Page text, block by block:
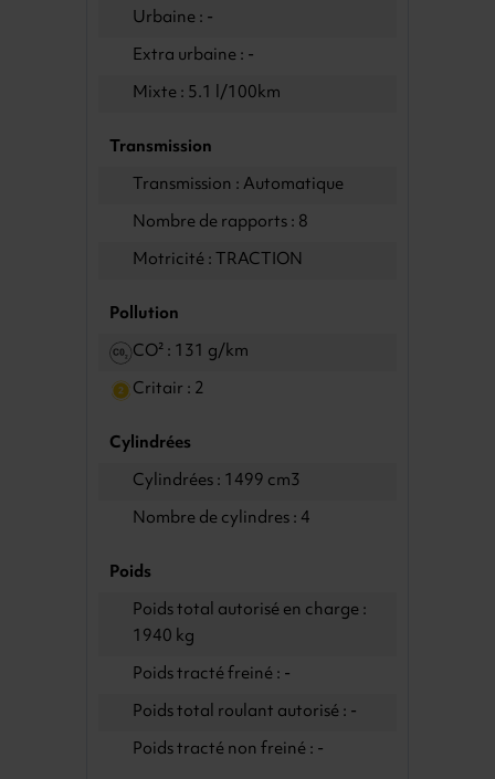
Urbaine : -
Extra urbaine : -
Mixte : 5.1 l/100km
Transmission
Transmission : Automatique
Nombre de rapports : 8
Motricité : TRACTION
Pollution
CO² : 131 g/km
Critair : 2
Cylindrées
Cylindrées : 1499 cm3
Nombre de cylindres : 4
Poids
Poids total autorisé en charge :
1940 kg
Poids tracté freiné : -
Poids total roulant autorisé : -
Poids tracté non freiné : -